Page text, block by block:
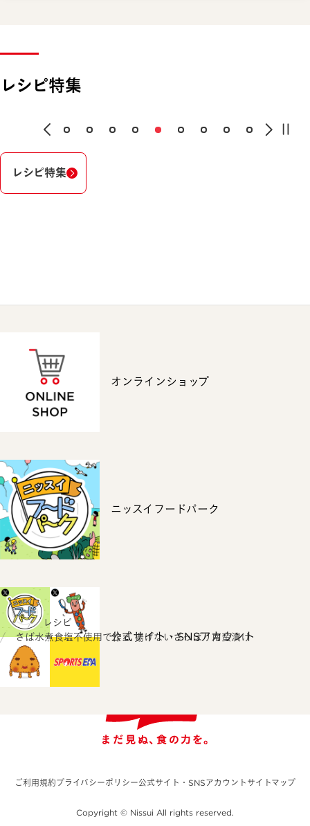
レシピ特集
レシピ特集
オンラインショップ
ニッスイフードパーク
公式サイト・SNSアカウント
ホーム
レシピ
さば水煮食塩不使用で作る 揚げないさっぱり南蛮漬け
ご利用規約プライバシーポリシー公式サイト・SNSアカウント サイトマップ
Copyright © Nissui All rights reserved.